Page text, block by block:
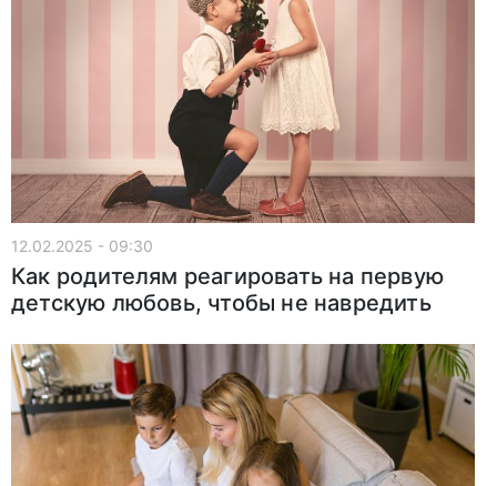
12.02.2025 - 09:30
Как родителям реагировать на первую
детскую любовь, чтобы не навредить